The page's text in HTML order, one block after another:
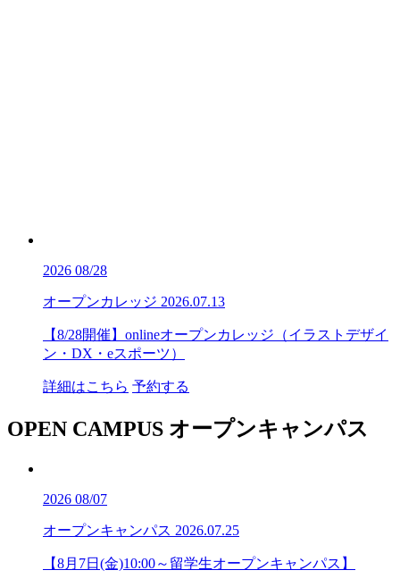
2026 08/28
オープンカレッジ 2026.07.13
【8/28開催】onlineオープンカレッジ（イラストデザイ
ン・DX・eスポーツ）
詳細はこちら 予約する
OPEN CAMPUS オープンキャンパス
2026 08/07
オープンキャンパス 2026.07.25
【8月7日(金)10:00～留学生オープンキャンパス】